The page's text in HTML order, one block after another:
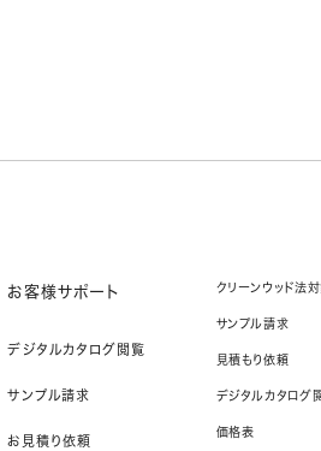
お客様サポート
デジタルカタログ閲覧
サンプル請求
お見積り依頼
クリーンウッド法
サンプル請求
見積もり依頼
デジタルカタログ
価格表